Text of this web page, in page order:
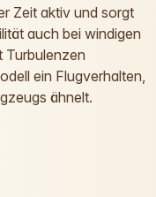
Zeit aktiv und sorgt
auch bei windigen
Turbulenzen
ein Flugverhalten,
ähnelt.